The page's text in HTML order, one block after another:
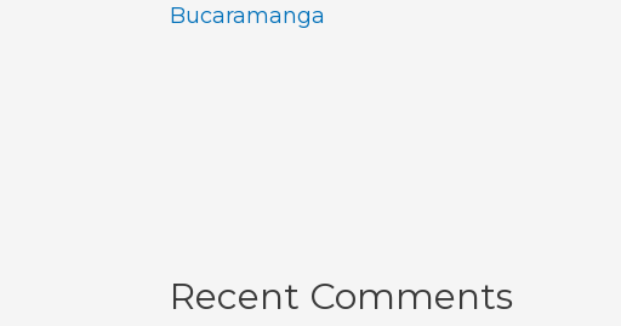
Bucaramanga
Recent Comments